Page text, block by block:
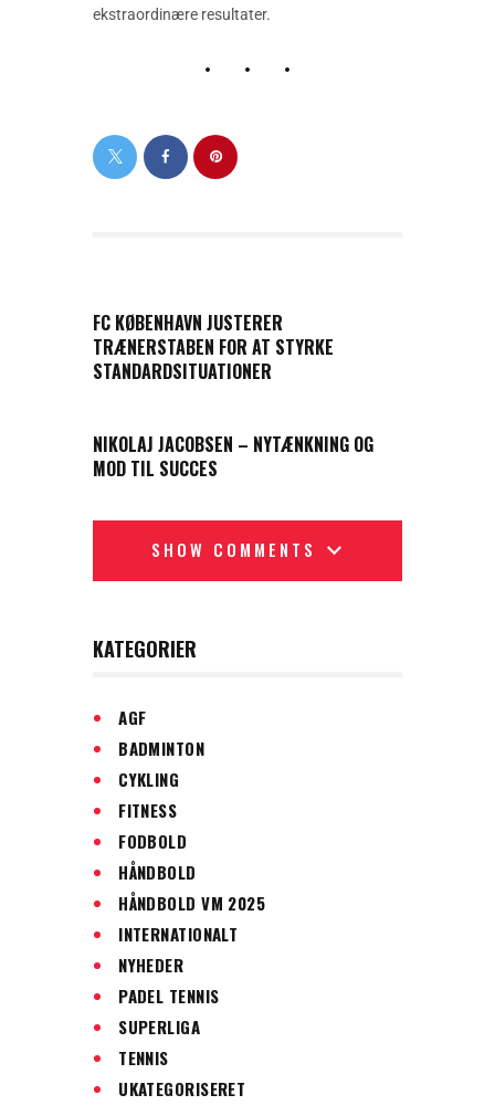
ekstraordinære resultater.
FC KØBENHAVN JUSTERER
TRÆNERSTABEN FOR AT STYRKE
STANDARDSITUATIONER
NIKOLAJ JACOBSEN – NYTÆNKNING OG
MOD TIL SUCCES
SHOW COMMENTS
KATEGORIER
AGF
BADMINTON
CYKLING
FITNESS
FODBOLD
HÅNDBOLD
HÅNDBOLD VM 2025
INTERNATIONALT
NYHEDER
PADEL TENNIS
SUPERLIGA
TENNIS
UKATEGORISERET